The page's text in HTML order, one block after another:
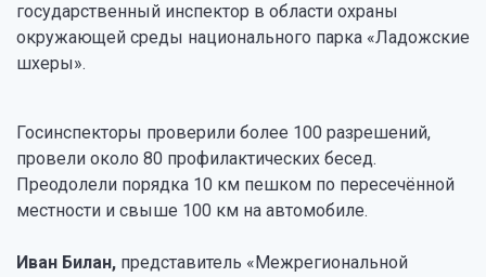
государственный инспектор в области охраны
окружающей среды национального парка «Ладожские
шхеры».
Госинспекторы проверили более 100 разрешений,
провели около 80 профилактических бесед.
Преодолели порядка 10 км пешком по пересечённой
местности и свыше 100 км на автомобиле.
Иван Билан, представитель «Межрегиональной